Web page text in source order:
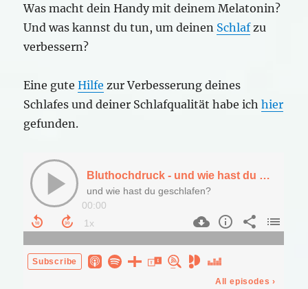
Was macht dein Handy mit deinem Melatonin?
Und was kannst du tun, um deinen Schlafzu
verbessern?
Eine guteHilfe zur Verbesserung deines
Schlafes und deiner Schlafqualität habe ichhier
gefunden.